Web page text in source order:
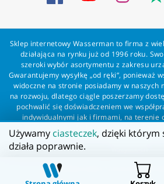
Sklep internetowy Wasserman to firma z
działająca na rynku już od 1996 roku.
szeroki wybór asortymentu z zakresu
Gwarantujemy wysyłkę „od ręki”, ponieważ
widoczne na stronie posiadamy w naszych
na rozwoju, dlatego ciągle poszerzamy
pochwalić się doświadczeniem we
indywidualnymi jak i firmami, na terenie
Zapewniamy profesjonalną obsługę
bezproblemową realizację zamówień.
Wszelkie prawa zastrzeżone dla
Używamy ciasteczek, dzięki którym
działa poprawnie.